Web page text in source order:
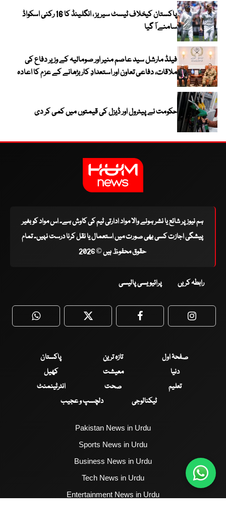
پاکستان کیخلاف ٹیسٹ سیریز ، انگلینڈ کا 16 رکنی اسکواڈ
سامنے آ گیا
فیلڈ مارشل سید عاصم منیر اور صومالیہ کے وزیر دفاع کی
ملاقات، دفاعی تعاون اور استعدادِ کار بڑھانے کے عزم کا اعادہ
حکومت نے پیٹرول اور ڈیزل کی قیمتوں میں کمی کر دی
ہم نیوز پر شائع یا نشر ہونے والا مواد ادارتی ٹیم کی کاوش ہے۔ اس مواد کو بغیر
پیشگی اجازت کسی بھی صورت میں استعمال یا نقل کرنا درست نہیں۔ تمام
حقوق محفوظ ہیں © 2026
رابطہ کریں پرائیویسی پالیسی
WhatsApp Twitter Facebook
صفحۂ اول تازہ ترین
پاکستان
دنیا
معیشت
کھیل
تعلیم
صحت
انٹرٹینمنٹ
ٹیکنالوجی
دلچسپ و عجیب
Pakistan News in Urdu
Sports News in Urdu
Business News in Urdu
Tech News in Urdu
Entertainment News in Urdu